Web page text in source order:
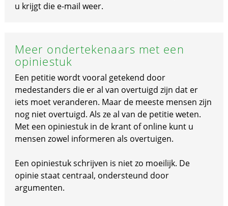
u krijgt die e-mail weer.
Meer ondertekenaars met een
opiniestuk
Een petitie wordt vooral getekend door
medestanders die er al van overtuigd zijn dat er
iets moet veranderen. Maar de meeste mensen zijn
nog niet overtuigd. Als ze al van de petitie weten.
Met een opiniestuk in de krant of online kunt u
mensen zowel informeren als overtuigen.
Een opiniestuk schrijven is niet zo moeilijk. De
opinie staat centraal, ondersteund door
argumenten.